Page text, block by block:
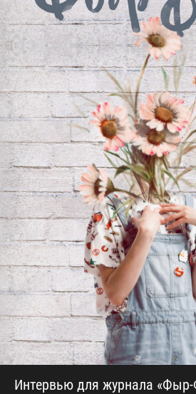
Интервью для журнала